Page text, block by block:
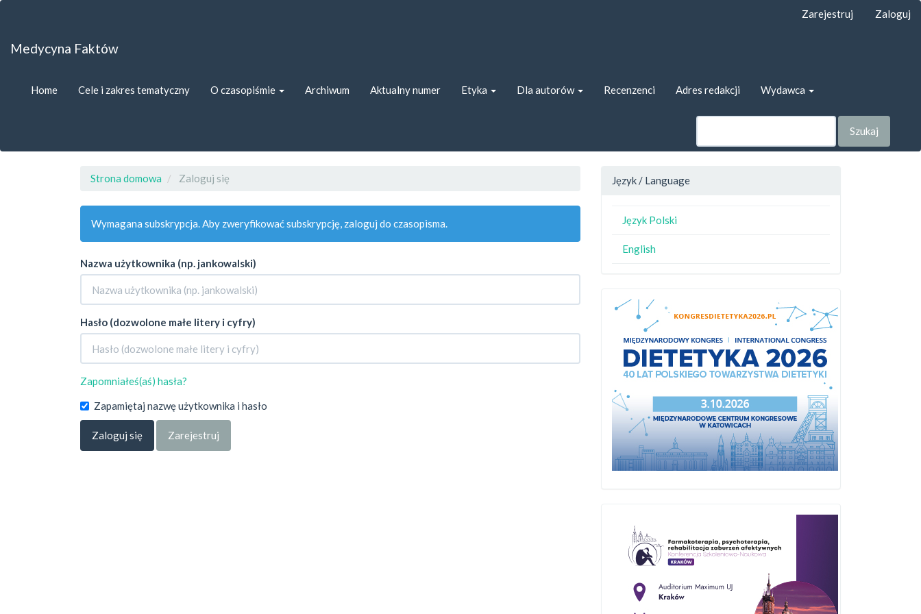
##plugins.themes.bootstrap3.accessible_menu.label##
##plugins.themes.bootstrap3.accessible_menu.sidebar##
Zarejestruj Zaloguj
Medycyna Faktów
Home Cele i zakres tematyczny O czasopiśmie Archiwum Aktualny numer Etyka Dla autorów Recenzenci Adres redakcji Wydawca
Szukaj
Strona domowa Zaloguj się
Wymagana subskrypcja. Aby zweryfikować subskrypcję, zaloguj do czasopisma.
Nazwa użytkownika (np. jankowalski)
Hasło (dozwolone małe litery i cyfry)
Zapomniałeś(aś) hasła?
Zapamiętaj nazwę użytkownika i hasło
Zaloguj się Zarejestruj
Język / Language
Język Polski
English